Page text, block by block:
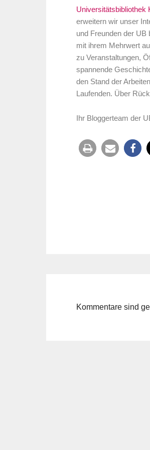
Universitätsbibliothek
erweitern wir unser
und Freunden der UB
mit ihrem Mehrwert
zu Veranstaltungen,
spannende
den Stand der
Laufenden. Über
Ihr Bloggerteam der
Kommentare sind